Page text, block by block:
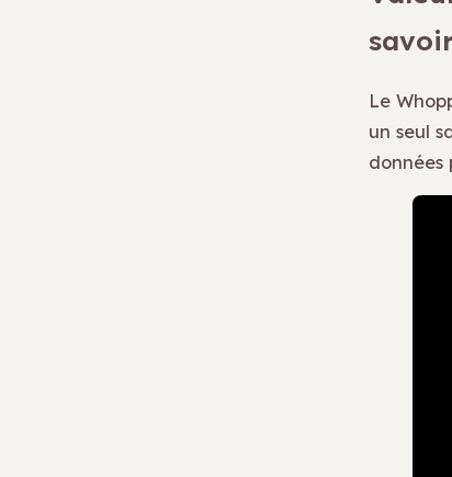
Le
un seul
données